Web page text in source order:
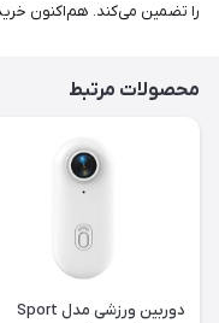
را تضمین می‌کند. هم‌اکنون
محصولات مرتبط
دوربین ورزشی مدل Sport